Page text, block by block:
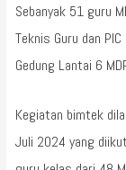
Sebanyak 51 guru
Teknis Guru dan
Gedung Lantai 6
Kegiatan bimtek
Juli 2024 yang